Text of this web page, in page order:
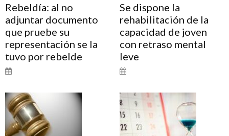
Rebeldía: al no
adjuntar documento
que pruebe su
representación se la
tuvo por rebelde
Se dispone la
rehabilitación de la
capacidad de joven
con retraso mental
leve